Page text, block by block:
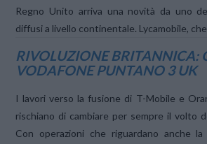
VIEW POST
Regno Unito arriva una novità da uno
diffusi a livello continentale. Lycamobile,
RIVOLUZIONE BRITANNICA:
VODAFONE PUNTANO 3 UK
I lavori verso la fusione di T-Mobile e
rischiano di cambiare per sempre il volto
Con operazioni che riguardano anche